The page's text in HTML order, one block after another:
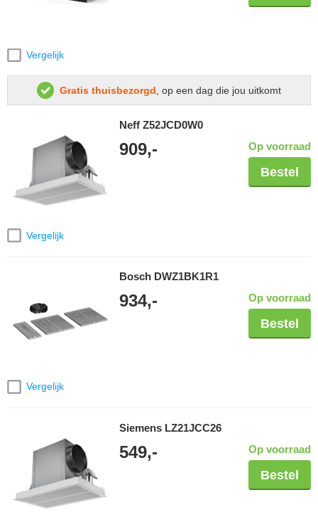
Vergelijk
Gratis thuisbezorgd, op een dag die jou uitkomt
Vergelijk
Neff Z52JCD0W0
909,- Op voorraad
Bestel
Vergelijk
Bosch DWZ1BK1R1
934,- Op voorraad
Bestel
Siemens LZ21JCC26
549,- Op voorraad
Bestel